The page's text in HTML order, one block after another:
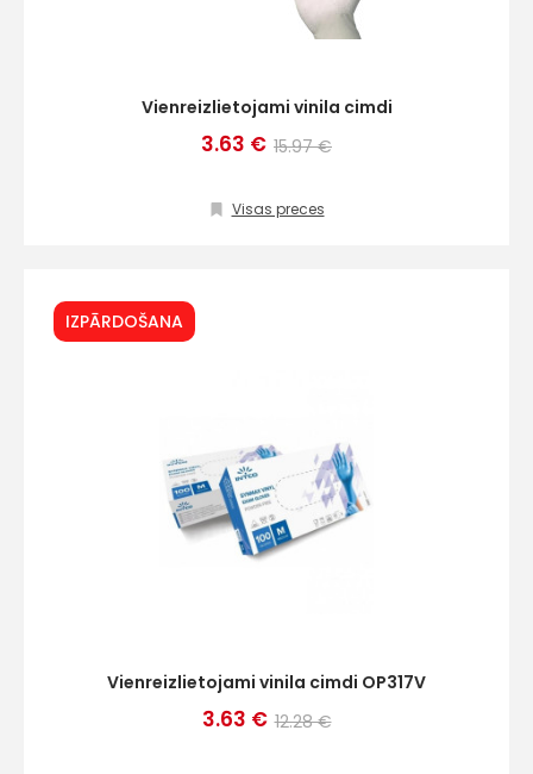
Vienreizlietojami vinila cimdi
3.63 € 15.97 €
Visas preces
IZPĀRDOŠANA
Vienreizlietojami vinila cimdi OP317V
3.63 € 12.28 €